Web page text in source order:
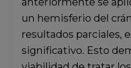
un hemisferio del
resultados parciales,
significativo. Esto